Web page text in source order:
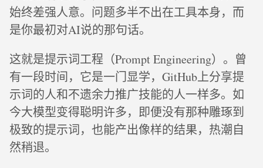
始终差强人意。问题多半不出在工具本身，而
是你最初对AI说的那句话。
这就是提示词工程（Prompt Engineering）。曾
有一段时间，它是一门显学，GitHub上分享提
示词的人和不遗余力推广技能的人一样多。如
今大模型变得聪明许多，即便没有那种雕琢到
极致的提示词，也能产出像样的结果，热潮自
然稍退。